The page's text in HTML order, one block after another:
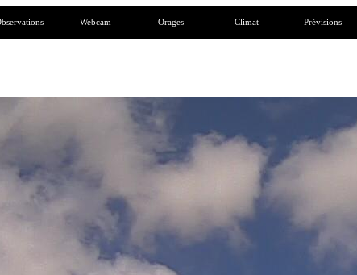
Webcam Orages Climat Prévisions